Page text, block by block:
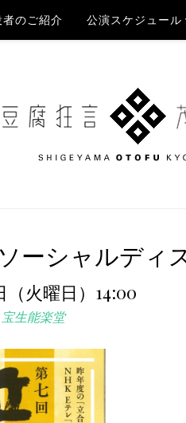
者のご紹介 公演スケジュール
ーシャルディ
（火曜日）14:00
宝生能楽堂